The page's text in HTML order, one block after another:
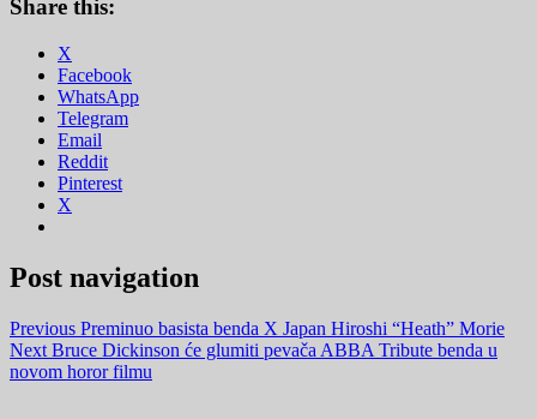
Share this:
X
Facebook
WhatsApp
Telegram
Email
Reddit
Pinterest
X
Post navigation
Previous Preminuo basista benda X Japan Hiroshi “Heath” Morie
Next Bruce Dickinson će glumiti pevača ABBA Tribute benda u
novom horor filmu